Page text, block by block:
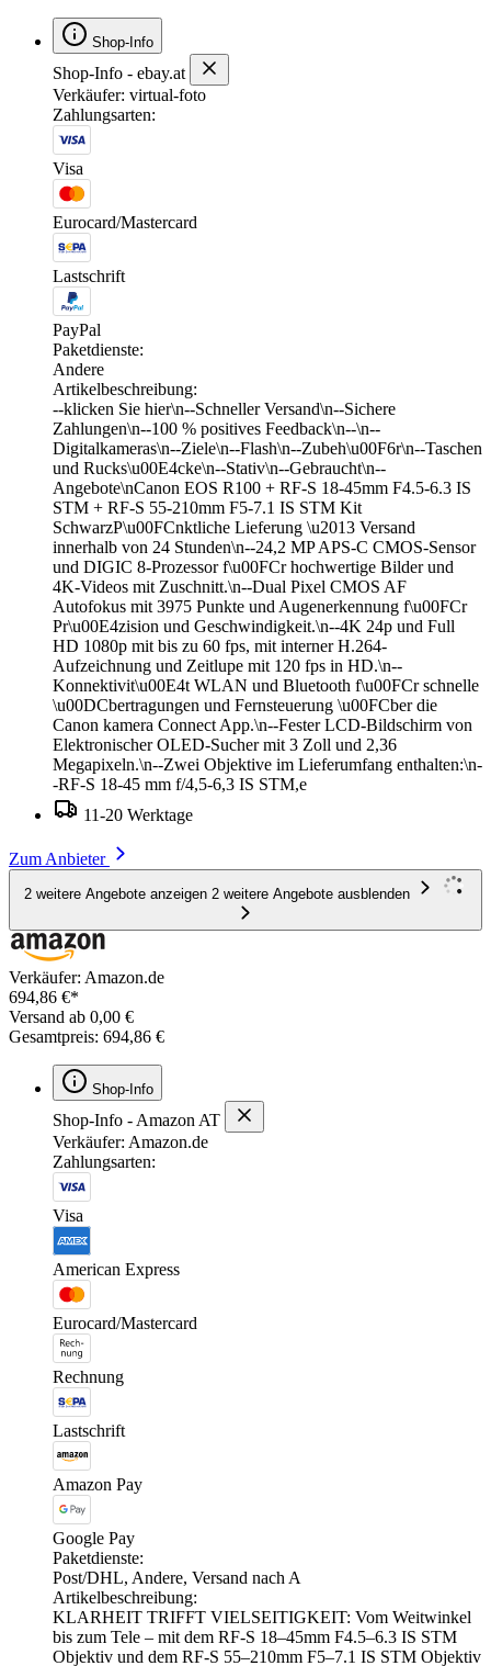
Shop-Info
Shop-Info - ebay.at
Verkäufer: virtual-foto
Zahlungsarten:
Visa
Eurocard/Mastercard
Lastschrift
PayPal
Paketdienste:
Andere
Artikelbeschreibung:
--klicken Sie hier\n--Schneller Versand\n--Sichere
Zahlungen\n--100 % positives Feedback\n--\n--
Digitalkameras\n--Ziele\n--Flash\n--Zubeh\u00F6r\n--Taschen
und Rucks\u00E4cke\n--Stativ\n--Gebraucht\n--
Angebote\nCanon EOS R100 + RF-S 18-45mm F4.5-6.3 IS
STM + RF-S 55-210mm F5-7.1 IS STM Kit
SchwarzP\u00FCnktliche Lieferung \u2013 Versand
innerhalb von 24 Stunden\n--24,2 MP APS-C CMOS-Sensor
und DIGIC 8-Prozessor f\u00FCr hochwertige Bilder und
4K-Videos mit Zuschnitt.\n--Dual Pixel CMOS AF
Autofokus mit 3975 Punkte und Augenerkennung f\u00FCr
Pr\u00E4zision und Geschwindigkeit.\n--4K 24p und Full
HD 1080p mit bis zu 60 fps, mit interner H.264-
Aufzeichnung und Zeitlupe mit 120 fps in HD.\n--
Konnektivit\u00E4t WLAN und Bluetooth f\u00FCr schnelle
\u00DCbertragungen und Fernsteuerung \u00FCber die
Canon kamera Connect App.\n--Fester LCD-Bildschirm von
Elektronischer OLED-Sucher mit 3 Zoll und 2,36
Megapixeln.\n--Zwei Objektive im Lieferumfang enthalten:\n-
-RF-S 18-45 mm f/4,5-6,3 IS STM,e
11-20 Werktage
Zum Anbieter
2 weitere Angebote anzeigen 2 weitere Angebote ausblenden
Verkäufer: Amazon.de
694,86 €*
Versand ab 0,00 €
Gesamtpreis: 694,86 €
Shop-Info
Shop-Info - Amazon AT
Verkäufer: Amazon.de
Zahlungsarten:
Visa
American Express
Eurocard/Mastercard
Rechnung
Lastschrift
Amazon Pay
Google Pay
Paketdienste:
Post/DHL, Andere, Versand nach A
Artikelbeschreibung:
KLARHEIT TRIFFT VIELSEITIGKEIT: Vom Weitwinkel
bis zum Tele – mit dem RF-S 18–45mm F4.5–6.3 IS STM
Objektiv und dem RF-S 55–210mm F5–7.1 IS STM Objektiv